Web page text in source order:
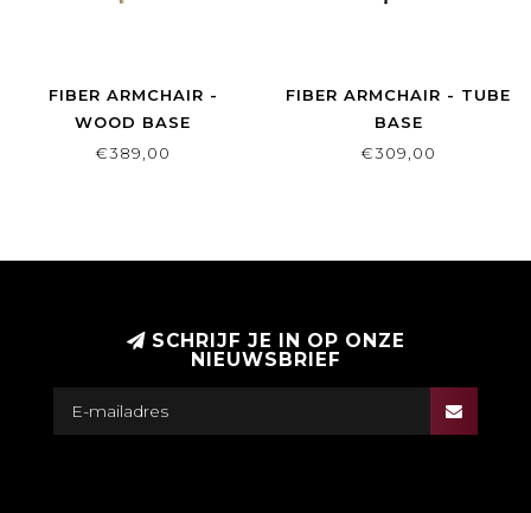
FIBER ARMCHAIR -
WOOD BASE
€389,00
FIBER ARMCHAIR - TUBE
BASE
€309,00
SCHRIJF JE IN OP ONZE
NIEUWSBRIEF